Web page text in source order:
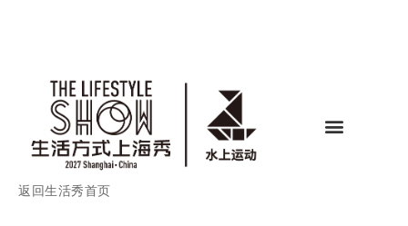
返回生活秀首页